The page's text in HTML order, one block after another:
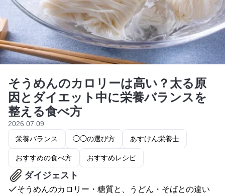
そうめんのカロリーは高い？太る原
因とダイエット中に栄養バランスを
整える食べ方
2026.07.09
栄養バランス
◯◯の選び方 あすけん栄養士
おすすめの食べ方 おすすめレシピ
ダイジェスト
そうめんのカロリー・糖質と、うどん・そばとの違い